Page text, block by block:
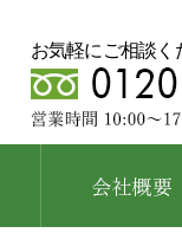
お気軽にご相談く